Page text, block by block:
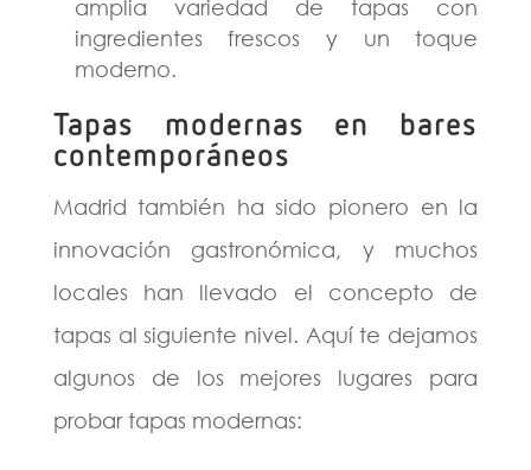
amplia variedad de tapas con
ingredientes frescos y un toque
moderno.
Tapas modernas en bares
contemporáneos
Madrid también ha sido pionero en la
innovación gastronómica, y muchos
locales han llevado el concepto de
tapas al siguiente nivel. Aquí te dejamos
algunos de los mejores lugares para
probar tapas modernas: